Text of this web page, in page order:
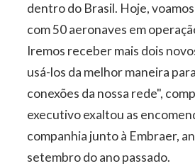
dentro do Brasil. Hoje,
com 50 aeronaves em
Iremos receber mais dois
usá-los da melhor maneira
conexões da nossa rede",
executivo exaltou as
companhia junto à Embraer,
setembro do ano passado.